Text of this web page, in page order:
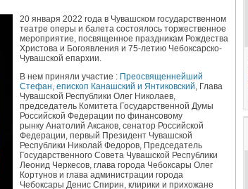
20 января 2022 года в Чувашском государственном
театре оперы и балета состоялось торжественное
мероприятие, посвященное праздникам Рождества
Христова и Богоявления и 75-летию Чебоксарско-
Чувашской епархии.
В нем приняли участие : Преосвященнейший
Стефан, епископ Канашский и Янтиковский, Глава
Чувашской Республики Олег Николаев,
председатель Комитета Государственной Думы
Российской Федерации по финансовому
рынку Анатолий Аксаков, сенатор Российской
Федерации, первый Президент Чувашской
Республики Николай Федоров, Председатель
Государственного Совета Чувашской Республики
Леонид Черкесов, глава города Чебоксары Олег
Кортунов и глава администрации города
Чебоксары Денис Спирин, клирики и прихожане